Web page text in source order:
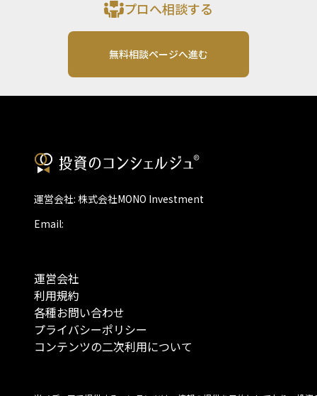
プロへ相談する
無料相談ページへ進む
運営会社: 株式会社MONO Investment
Email:
運営会社
利用規約
各種お問い合わせ
プライバシーポリシー
コンテンツの二次利用について